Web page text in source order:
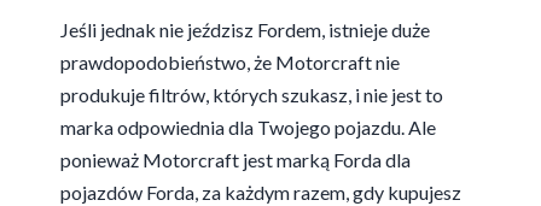
Jeśli jednak nie jeździsz Fordem, istnieje duże
prawdopodobieństwo, że Motorcraft nie
produkuje filtrów, których szukasz, i nie jest to
marka odpowiednia dla Twojego pojazdu. Ale
ponieważ Motorcraft jest marką Forda dla
pojazdów Forda, za każdym razem, gdy kupujesz